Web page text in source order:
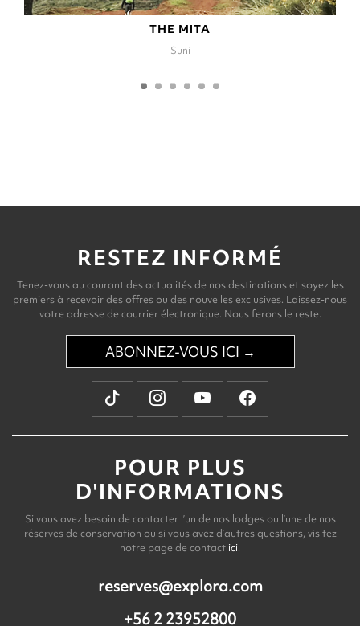
THE MITA
Suni
RESTEZ INFORMÉ
Tenez-vous au courant des actualités de nos destinations et soyez les
premiers à recevoir des offres ou des nouvelles exclusives. Laissez-nous
votre adresse de courrier électronique. Nous ferons le reste.
ABONNEZ-VOUS ICI →
POUR PLUS
D'INFORMATIONS
Si vous avez besoin de contacter l’un de nos lodges ou l’une de nos
réserves de conservation ou si vous avez d’autres questions, visitez
notre page de contact ici.
reserves@explora.com
+56 2 23952800